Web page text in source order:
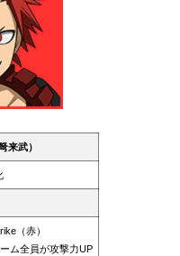
来武）
（赤）
ム全員が攻撃力UP